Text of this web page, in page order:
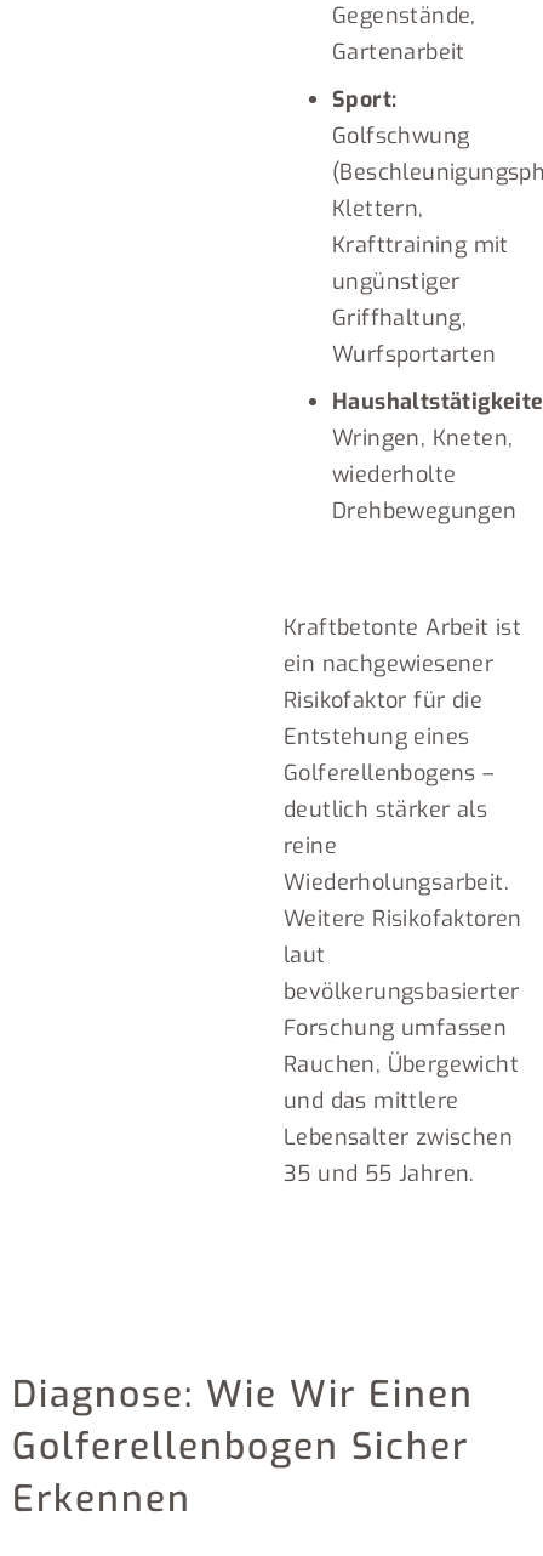
Gegenstände,
Gartenarbeit
Sport:
Golfschwung
Klettern,
Krafttraining mit
ungünstiger
Griffhaltung,
Wurfsportarten
Wringen, Kneten,
wiederholte
Drehbewegungen
Kraftbetonte Arbeit ist
ein nachgewiesener
Risikofaktor für die
Entstehung eines
Golferellenbogens –
deutlich stärker als
reine
Wiederholungsarbeit.
Weitere Risikofaktoren
laut
bevölkerungsbasierter
Forschung umfassen
Rauchen, Übergewicht
und das mittlere
Lebensalter zwischen
35 und 55 Jahren.
Diagnose: Wie Wir Einen
Golferellenbogen Sicher
Erkennen